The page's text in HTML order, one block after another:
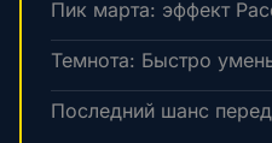
Пик марта: эффект
Темнота: Быстро
Последний шанс